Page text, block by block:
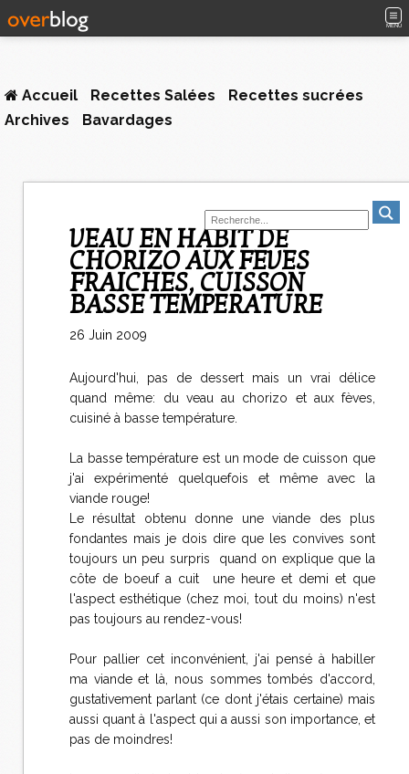
MENU
Accueil Recettes Salées
Recettes sucrées
Archives
Bavardages
VEAU EN HABIT DE
CHORIZO AUX FEVES
FRAICHES, CUISSON
BASSE TEMPERATURE
26 Juin 2009
Aujourd'hui, pas de dessert mais un vrai délice
quand même: du veau au chorizo et aux fèves,
cuisiné à basse température.
La basse température est un mode de cuisson que
j'ai expérimenté quelquefois et même avec la
viande rouge!
Le résultat obtenu donne une viande des plus
fondantes mais je dois dire que les convives sont
toujours un peu surpris quand on explique que la
côte de boeuf a cuit une heure et demi et que
l'aspect esthétique (chez moi, tout du moins) n'est
pas toujours au rendez-vous!
Pour pallier cet inconvénient, j'ai pensé à habiller
ma viande et là, nous sommes tombés d'accord,
gustativement parlant (ce dont j'étais certaine) mais
aussi quant à l'aspect qui a aussi son importance, et
pas de moindres!